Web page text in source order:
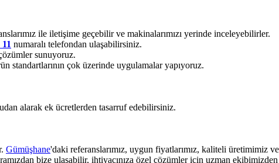
ile iletişime geçebilir ve makinalarımızı yerinde inceleyebilirler.
numaralı telefondan ulaşabilirsiniz.
sunuyoruz.
çok üzerinde uygulamalar yapıyoruz.
alarak ek ücretlerden tasarruf edebilirsiniz.
Gümüşhane'daki referanslarımız, uygun fiyatlarımız, kaliteli üretimimiz
bize ulaşabilir, ihtiyacınıza özel çözümler için uzman